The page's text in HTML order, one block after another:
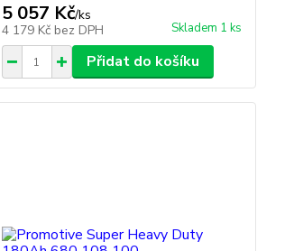
5 057 Kč/ks
4 179 Kč bez DPH Skladem 1 ks
Přidat do košíku